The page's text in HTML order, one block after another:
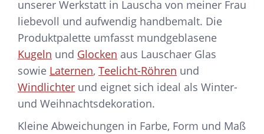
unserer Werkstatt in Lauscha von meiner Frau
liebevoll und aufwendig handbemalt. Die
Produktpalette umfasst mundgeblasene
Kugeln und Glocken aus Lauschaer Glas
sowie Laternen, Teelicht-Röhren und
Windlichter und eignet sich ideal als Winter-
und Weihnachtsdekoration.
Kleine Abweichungen in Farbe, Form und Maß